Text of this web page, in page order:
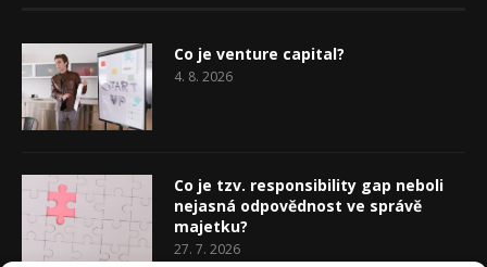
Co je venture capital?
4. 8. 2026
Co je tzv. responsibility gap neboli
nejasná odpovědnost ve správě
majetku?
27. 7. 2026